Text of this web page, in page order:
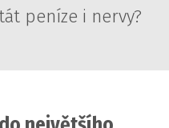
peníze i nervy?